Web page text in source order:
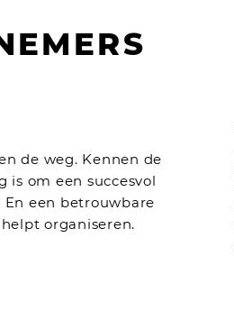
de weg. Kennen de
is om een succesvol
een betrouwbare
organiseren.